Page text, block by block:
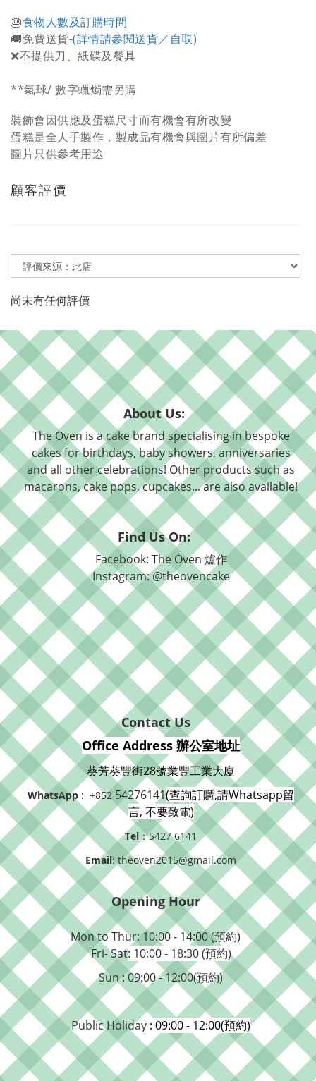
🎂食物人數及訂購時間
🚚免費送貨-(詳情請參閱送貨／自取)
❌不提供刀、紙碟及餐具
**氣球/ 數字蠟燭需另購
裝飾會因供應及蛋糕尺寸而有機會有所改變
蛋糕是全人手製作，製成品有機會與圖片有所偏差
圖片只供參考用途
顧客評價
尚未有任何評價
About Us:
The Oven is a cake brand specialising in bespoke
cakes for birthdays, baby showers, anniversaries
and all other celebrations! Other products such as
macarons, cake pops, cupcakes... are also available!
Find Us On:
Facebook: The Oven 爐作
Instagram: @theovencake
Contact Us
Office Address 辦公室地址
葵芳葵豐街28號業豐工業大廈
WhatsApp : +852 54276141(查詢訂購,請Whatsapp留
言, 不要致電)
Tel ：5427 6141
Email: theoven2015@gmail.com
Opening Hour
Mon to Thur: 10:00 - 14:00 (預約)
Fri- Sat: 10:00 - 18:30 (預約)
Sun : 09:00 - 12:00(預約)
Public Holiday : 09:00 - 12:00(預約)